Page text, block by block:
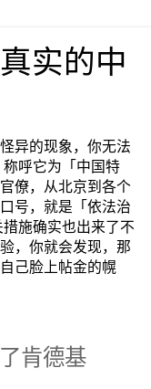
实的中
异的现象，你无法
呼它为「中国特
僚，从北京到各个
号，就是「依法治
施确实也出来了不
，你就会发现，那
己脸上帖金的幌
肯德基